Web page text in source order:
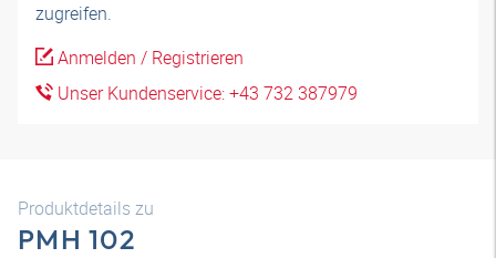
zugreifen.
Anmelden / Registrieren
Unser Kundenservice: +43 732 387979
Produktdetails zu
PMH 102